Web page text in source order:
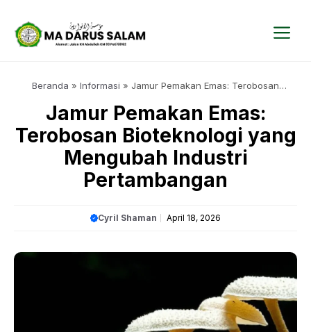
Beranda » Informasi » Jamur Pemakan Emas: Terobosan
Jamur Pemakan Emas:
Terobosan Bioteknologi yang
Mengubah Industri
Pertambangan
Cyril Shaman April 18, 2026